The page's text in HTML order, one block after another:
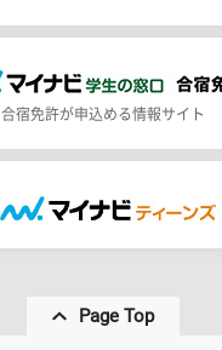
合宿免許が申込める情報サイト
Page Top